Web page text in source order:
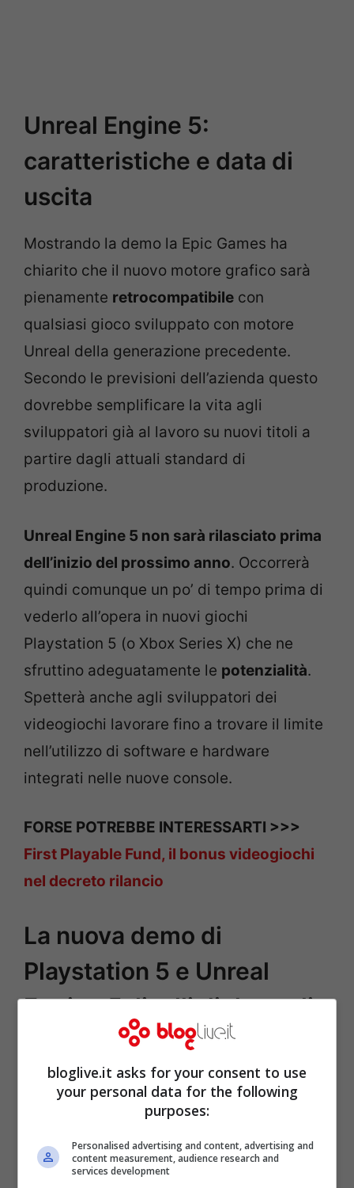
Unreal Engine 5:
caratteristiche e data di
uscita
Mostrando la demo la Epic Games ha
chiarito che il nuovo motore grafico sarà
pienamente retrocompatibile con
qualsiasi gioco sviluppato con motore
Unreal della generazione precedente.
Secondo le previsioni dell’azienda questo
dovrebbe semplificare la vita agli
sviluppatori già al lavoro su nuovi titoli a
partire dagli attuali standard di
produzione.
Unreal Engine 5 non sarà rilasciato prima
dell’inizio del prossimo anno. Occorrerà
quindi comunque un po’ di tempo prima di
vederlo all’opera in nuovi giochi
Playstation 5 (o Xbox Series X) che ne
sfruttino adeguatamente le potenzialità.
Spetterà anche agli sviluppatori dei
videogiochi lavorare fino a trovare il limite
nell’utilizzo di software e hardware
integrati nelle nuove console.
FORSE POTREBBE INTERESSARTI >>>
First Playable Fund, il bonus videogiochi
nel decreto rilancio
La nuova demo di
Playstation 5 e Unreal
Engine 5: livelli di dettaglio
bloglive.it asks for your consent to use
your personal data for the following
purposes:
Personalised advertising and content, advertising and
content measurement, audience research and
services development